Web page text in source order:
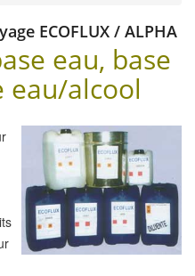
ECOFLUX / ALPHA
eau, base
alcool